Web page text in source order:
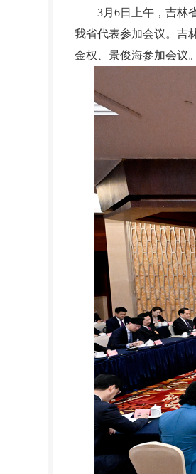
3月6日上午，吉林省
我省代表参加会议。吉
金权、景俊海参加会议。